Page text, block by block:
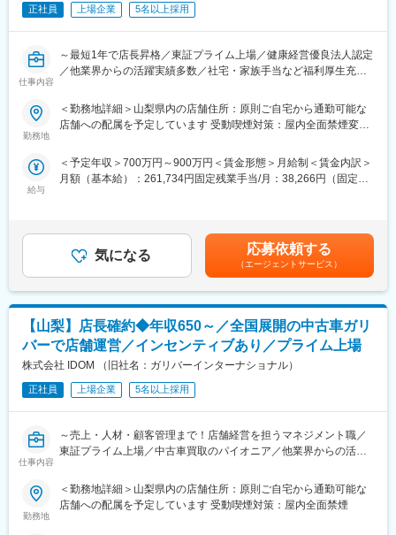
半導体関連部品や真空機器製品の品質管理・保証を担当し、品質
改善や不具合防止を通じて製品品質の向上を推進。
■こんな方におすすめ：
・最先端の半導体業界で技術を磨きたい方
■同社について：
品の組立下請けとしてスタート、直近約10年で売上高2.5倍と急成
長中の機能部品メーカーです。真空をコア技術とし、真空事業・
ェアを誇ります。その他3事業は真空技術から発展しています。創
業当初から売上も右肩上がりで推移しており、創業50周年にあた
る2034年度には1000億円の売上げを目指します。
の社宅もあり、社員の働きやすい環境を整えています。
【社風】会社の沿革と同様に、社員の挑戦を後押しし、たとえ失
敗しても挑戦したこと自体を称える社風です。その裏付けとして
未経験の方も積極採用しています。
変更の範囲：会社の定める業務
正社員 上場企業 5名以上採用
仕事内容
～最短1年で店長昇格／東証プライム上場／健康経営優良法人認定
／他業界からの活躍実績多数／社宅・家族手当など福利厚生充実
全国に約460店舗展開するガリバー店舗にて、お車の提案営業
（買取・販売）を行ってもらいます。
りを与えるスマートカーライフ（コト）の考えのもと、最適な1台
をご提案します。
これまでの営業販売経験を活かし、店長候補としてご来店された
お客様との商談を中心に幅広く行っていただきます。
その後は年2回開催しているライセンステスト（店長資格試験）で
店長を目指していただきます。最短半年～1年、平均1年半で店長
に昇格しています！
■業務詳細：
・お客様との提案商談（自動車の販売、買取、その他サービスの
ご提案）
・自動車の査定業務
・展示車両の配置設計など
1店舗あたり約6名程度、一部10名以上の社員がいる大型店舗もあ
ります。
勤務地
＜勤務地詳細＞山梨県内の店舗住所：原則ご自宅から通勤可能な
店舗への配属を予定しています 受動喫煙対策：屋内全面禁煙変更
給与
＜予定年収＞700万円～900万円＜賃金形態＞月給制＜賃金内訳＞
月額（基本給）：261,734円固定残業手当/月：38,266円（固定残
定で30万円提示ですが、別途、インセンティブおよび各種手当の
支給により、年収は個人の実績に応じて変動します。■賞与：年2
回（6月・12月）・別途インセンティブ、手当あり賃金はあくま
でも目安の金額であり、選考を通じて上下する可能性がありま
す。月給(月額)は固定手当を含めた表記です。
気になる 応募依頼する
（エージェントサービス）
【山梨】店長確約◆年収650～／全国展開の中古車ガリ
バーで店舗運営／インセンティブあり／プライム上場
株式会社 IDOM （旧社名：ガリバーインターナショナル）
正社員 上場企業 5名以上採用
仕事内容
～売上・人材・顧客管理まで！店舗経営を担うマネジメント職／
東証プライム上場／中古車買取のパイオニア／他業界からの活躍
日～
全国に約460店舗展開するガリバー店舗にて、運営管理業務を行
勤務地
＜勤務地詳細＞山梨県内の店舗住所：原則ご自宅から通勤可能な
店舗への配属を予定しています 受動喫煙対策：屋内全面禁煙